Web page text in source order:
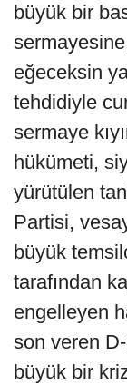
büyük bir
eğeceksin
tehdidiyle
sermaye
hükümeti,
yürütülen
Partisi,
büyük
tarafından
engelleyen
son veren
büyük bir